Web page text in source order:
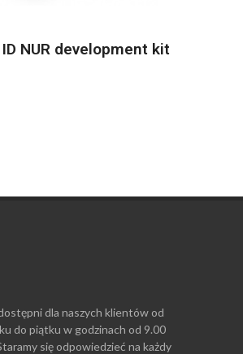
NUR development kit
dla naszych klientów od
do piątku w godzinach od 9.00
się odpowiedzieć na każdy